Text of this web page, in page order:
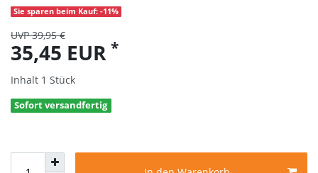
Sie sparen beim Kauf: -11%
UVP 39,95 €
35,45 EUR *
Inhalt 1 Stück
Sofort versandfertig